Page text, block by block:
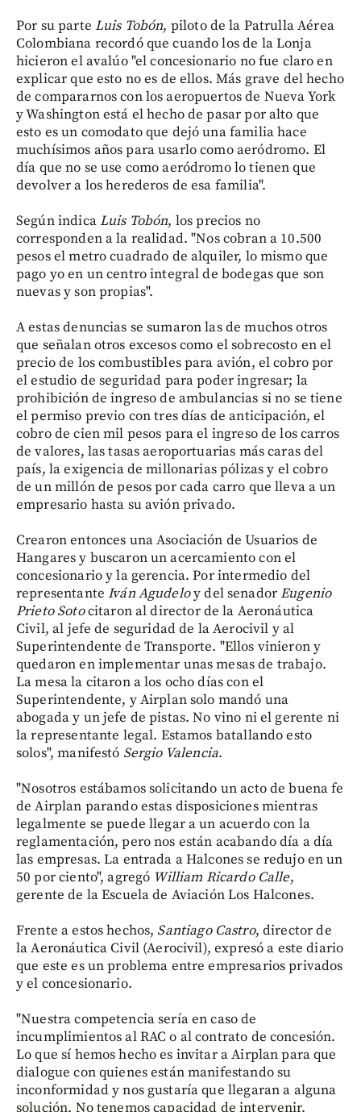
Por su parte Luis Tobón, piloto de la Patrulla Aérea
Colombiana recordó que cuando los de la Lonja
hicieron el avalúo "el concesionario no fue claro en
explicar que esto no es de ellos. Más grave del hecho
de compararnos con los aeropuertos de Nueva York
y Washington está el hecho de pasar por alto que
esto es un comodato que dejó una familia hace
muchísimos años para usarlo como aeródromo. El
día que no se use como aeródromo lo tienen que
devolver a los herederos de esa familia".
Según indicaLuis Tobón, los precios no
corresponden a la realidad. "Nos cobran a 10.500
pesos el metro cuadrado de alquiler, lo mismo que
pago yo en un centro integral de bodegas que son
nuevas y son propias".
A estas denuncias se sumaron las de muchos otros
que señalan otros excesos como el sobrecosto en el
precio de los combustibles para avión, el cobro por
el estudio de seguridad para poder ingresar; la
prohibición de ingreso de ambulancias si no se tiene
el permiso previo con tres días de anticipación, el
cobro de cien mil pesos para el ingreso de los carros
de valores, las tasas aeroportuarias más caras del
país, la exigencia de millonarias pólizas y el cobro
de un millón de pesos por cada carro que lleva a un
empresario hasta su avión privado.
Crearon entonces una Asociación de Usuarios de
Hangares y buscaron un acercamiento con el
concesionario y la gerencia. Por intermedio del
representanteIván Agudeloy del senadorEugenio
Prieto Sotocitaron al director de la Aeronáutica
Civil, al jefe de seguridad de la Aerocivil y al
Superintendente de Transporte. "Ellos vinieron y
quedaron en implementar unas mesas de trabajo.
La mesa la citaron a los ocho días con el
Superintendente, y Airplan solo mandó una
abogada y un jefe de pistas. No vino ni el gerente ni
la representante legal. Estamos batallando esto
solos", manifestó Sergio Valencia.
"Nosotros estábamos solicitando un acto de buena fe
de Airplan parando estas disposiciones mientras
legalmente se puede llegar a un acuerdo con la
reglamentación, pero nos están acabando día a día
las empresas. La entrada a Halcones se redujo en un
50 por ciento", agregó William Ricardo Calle,
gerente de la Escuela de Aviación Los Halcones.
Frente a estos hechos, Santiago Castro, director de
la Aeronáutica Civil (Aerocivil), expresó a este diario
que este es un problema entre empresarios privados
y el concesionario.
"Nuestra competencia sería en caso de
incumplimientos al RAC o al contrato de concesión.
Lo que sí hemos hecho es invitar a Airplan para que
dialogue con quienes están manifestando su
inconformidad y nos gustaría que llegaran a alguna
solución. No tenemos capacidad de intervenir,